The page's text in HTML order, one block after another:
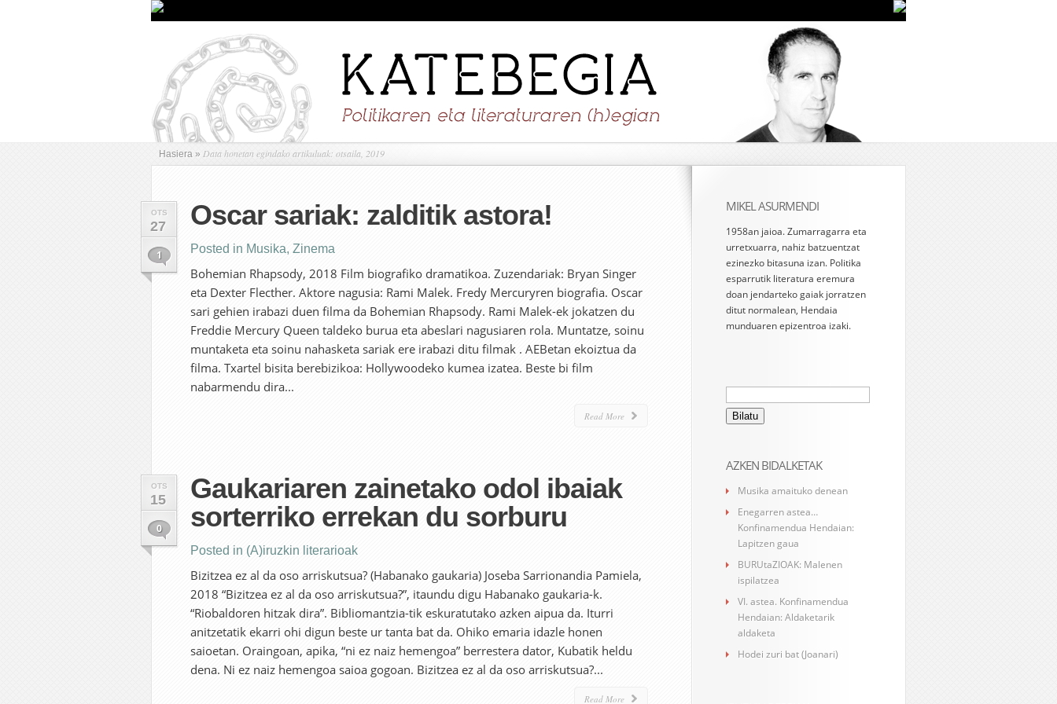
Hasiera » Data honetan egindako artikuluak: otsaila, 2019
OTS
27
1
Oscar sariak: zalditik astora!
Posted in Musika, Zinema
Bohemian Rhapsody, 2018 Film biografiko dramatikoa. Zuzendariak: Bryan Singer
eta Dexter Flecther. Aktore nagusia: Rami Malek. Fredy Mercuryren biografia. Oscar
sari gehien irabazi duen filma da Bohemian Rhapsody. Rami Malek-ek jokatzen du
Freddie Mercury Queen taldeko burua eta abeslari nagusiaren rola. Muntatze, soinu
muntaketa eta soinu nahasketa sariak ere irabazi ditu filmak . AEBetan ekoiztua da
filma. Txartel bisita berebizikoa: Hollywoodeko kumea izatea. Beste bi film
nabarmendu dira...
Read More
OTS
15
0
Gaukariaren zainetako odol ibaiak
sorterriko errekan du sorburu
Posted in (A)iruzkin literarioak
Bizitzea ez al da oso arriskutsua? (Habanako gaukaria) Joseba Sarrionandia Pamiela,
2018 “Bizitzea ez al da oso arriskutsua?”, itaundu digu Habanako gaukaria-k.
“Riobaldoren hitzak dira”. Bibliomantzia-tik eskuratutako azken aipua da. Iturri
anitzetatik ekarri ohi digun beste ur tanta bat da. Ohiko emaria idazle honen
saioetan. Oraingoan, apika, “ni ez naiz hemengoa” berrestera dator, Kubatik heldu
dena. Ni ez naiz hemengoa saioa gogoan. Bizitzea ez al da oso arriskutsua?...
Read More
MIKEL ASURMENDI
1958an jaioa. Zumarragarra eta
urretxuarra, nahiz batzuentzat
ezinezko bitasuna izan. Politika
esparrutik literatura eremura
doan jendarteko gaiak jorratzen
ditut normalean, Hendaia
munduaren epizentroa izaki.
Bilatu:
AZKEN BIDALKETAK
Musika amaituko denean
Enegarren astea…
Konfinamendua Hendaian:
Lapitzen gaua
BURUtaZIOAK: Malenen
ispilatzea
VI. astea. Konfinamendua
Hendaian: Aldaketarik
aldaketa
Hodei zuri bat (Joanari)